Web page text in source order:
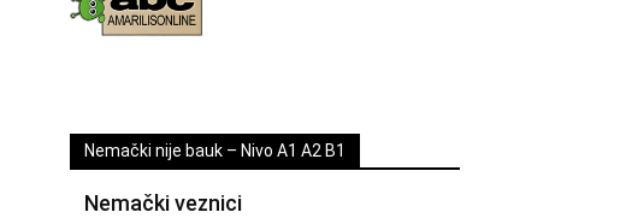
Nemački nije bauk – Nivo A1 A2 B1
Nemački veznici